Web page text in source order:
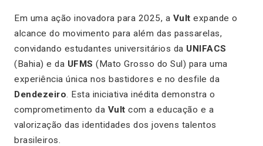
Em uma ação inovadora para 2025, a Vult expande o
alcance do movimento para além das passarelas,
convidando estudantes universitários da UNIFACS
(Bahia) e da UFMS (Mato Grosso do Sul) para uma
experiência única nos bastidores e no desfile da
Dendezeiro. Esta iniciativa inédita demonstra o
comprometimento da Vult com a educação e a
valorização das identidades dos jovens talentos
brasileiros.